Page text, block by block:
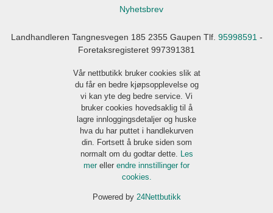
Nyhetsbrev
Landhandleren Tangnesvegen 185 2355 Gaupen Tlf. 95998591 -
Foretaksregisteret 997391381
Vår nettbutikk bruker cookies slik at
du får en bedre kjøpsopplevelse og
vi kan yte deg bedre service. Vi
bruker cookies hovedsaklig til å
lagre innloggingsdetaljer og huske
hva du har puttet i handlekurven
din. Fortsett å bruke siden som
normalt om du godtar dette. Les
mer eller endre innstillinger for
cookies.
Powered by 24Nettbutikk